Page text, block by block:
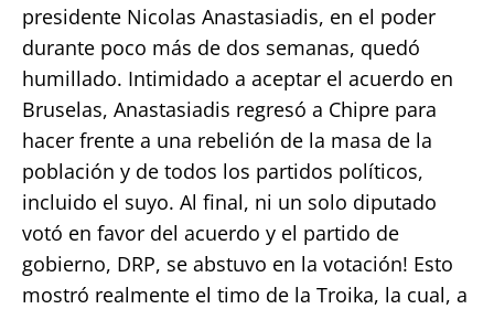
presidente Nicolas Anastasiadis, en el poder
durante poco más de dos semanas, quedó
humillado. Intimidado a aceptar el acuerdo en
Bruselas, Anastasiadis regresó a Chipre para
hacer frente a una rebelión de la masa de la
población y de todos los partidos políticos,
incluido el suyo. Al final, ni un solo diputado
votó en favor del acuerdo y el partido de
gobierno, DRP, se abstuvo en la votación! Esto
mostró realmente el timo de la Troika, la cual, a